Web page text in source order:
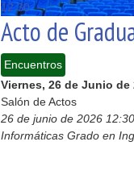
12:30
Acto de
Encuentros
Viernes, 26 de Junio de
Salón de Actos
26 de junio de 2026
Informáticas Grado en